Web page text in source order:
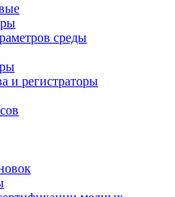
среды
и регистраторы